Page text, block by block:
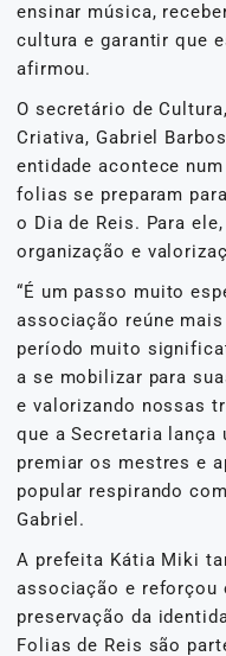
ensinar música,
cultura e garantir que
afirmou.
O secretário de
Criativa, Gabriel
entidade acontece
folias se preparam
o Dia de Reis. Para
organização e
“É um passo muito
associação reúne
período muito
a se mobilizar para
e valorizando nossas
que a Secretaria
premiar os mestres e
popular respirando
Gabriel.
A prefeita Kátia Miki
associação e reforçou
preservação da
Folias de Reis são